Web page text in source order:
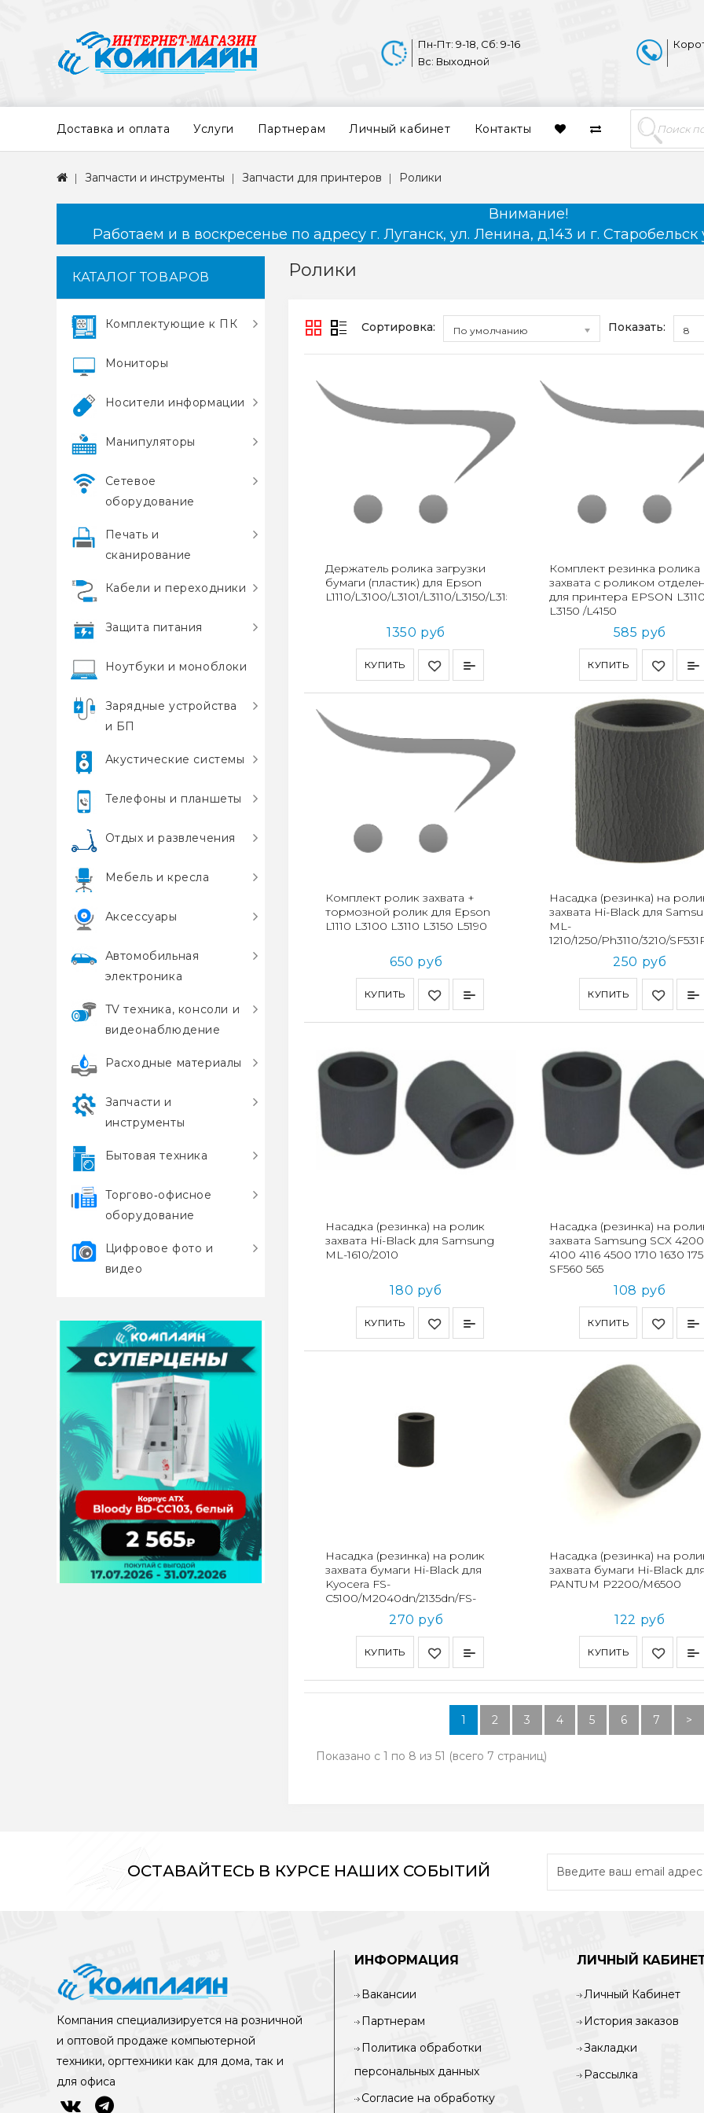
Пн-Пт: 9-18, Сб: 9-16
Вс: Выходной
Доставка и оплата Услуги Партнерам Личный кабинет Контакты
Запчасти и инструменты Запчасти для принтеров Ролики
Внимание!
Работаем и в воскресенье по адресу г. Луганск, ул. Ленина, д.143 и г.
КАТАЛОГ ТОВАРОВ
Комплектующие к ПК
Мониторы
Носители информации
Манипуляторы
Сетевое
оборудование
Печать и
сканирование
Кабели и переходники
Защита питания
Ноутбуки и моноблоки
Зарядные устройства
и БП
Акустические системы
Телефоны и планшеты
Отдых и развлечения
Мебель и кресла
Аксессуары
Автомобильная
электроника
TV техника, консоли и
видеонаблюдение
Расходные материалы
Запчасти и
инструменты
Бытовая техника
Торгово‑офисное
оборудование
Цифровое фото и
видео
Ролики
Сортировка: По умолчанию Показать: 8
КУПИТЬ
Держатель ролика загрузки
бумаги (пластик) для Epson
L1110/L3100/L3101/L3110/L3150/L3151/L3160/L5190
1350 руб
КУПИТЬ
Комплект резинка ролика
захвата с роликом
для принтера EPSON
L3150 /L4150
585 руб
КУПИТЬ
Комплект ролик захвата +
тормозной ролик для Epson
L1110 L3100 L3110 L3150 L5190
650 руб
КУПИТЬ
Насадка (резинка) на
захвата Hi-Black для
ML-
1210/1250/Ph3110/3210/
250 руб
КУПИТЬ
Насадка (резинка) на ролик
захвата Hi-Black для Samsung
ML-1610/2010
180 руб
КУПИТЬ
Насадка (резинка) на
захвата Samsung SCX 4200
4100 4116 4500 1710 1630
SF560 565
108 руб
КУПИТЬ
Насадка (резинка) на ролик
захвата бумаги Hi-Black для
Kyocera FS-
C5100/M2040dn/2135dn/FS-
270 руб
КУПИТЬ
Насадка (резинка) на
захвата бумаги Hi-Black
PANTUM P2200/M6500
122 руб
1 2 3 4 5 6 7 >
Показано с 1 по 8 из 51 (всего 7 страниц)
ОСТАВАЙТЕСЬ В КУРСЕ НАШИХ СОБЫТИЙ
Компания специализируется на розничной
и оптовой продаже компьютерной
техники, оргтехники как для дома, так и
для офиса
ИНФОРМАЦИЯ
Вакансии
Партнерам
Политика обработки
персональных данных
Согласие на обработку
ЛИЧНЫЙ
Личный Кабинет
История заказов
Закладки
Рассылка